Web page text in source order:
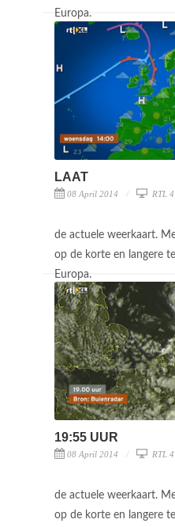
Europa.
LAAT
08 April 2014 RTL 4
de actuele weerkaart.
op de korte en langere
Europa.
19:55 UUR
08 April 2014 RTL 4
de actuele weerkaart.
op de korte en langere